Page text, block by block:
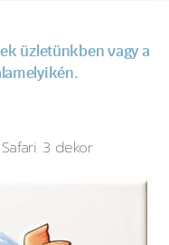
üzletünkben vagy a
3 dekor